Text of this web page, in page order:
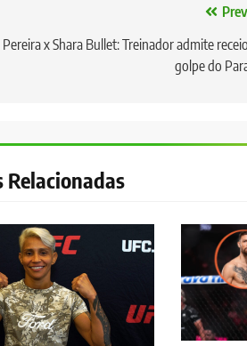
x Shara Bullet: Treinador admite
golpe do
Relacionadas